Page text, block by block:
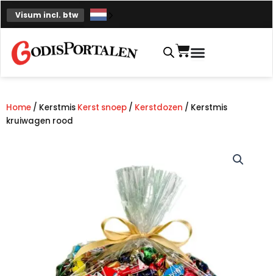
Overslaan
naar
Visum incl. btw
Home / Kerstmis Kerst snoep / Kerstdozen / Kerstmis
kruiwagen rood